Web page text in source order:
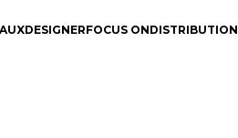
DESIGNERFOCUS ONDISTRIBUTION